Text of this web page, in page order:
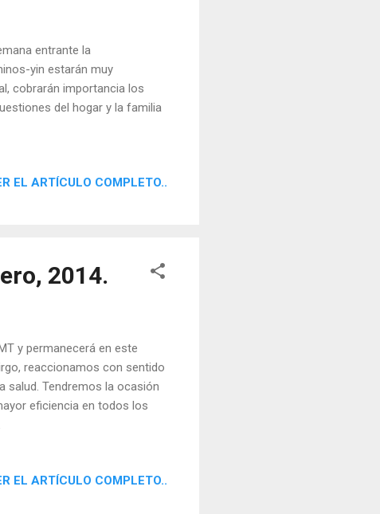
entrante la
yin estarán muy
cobrarán importancia los
del hogar y la familia
EL ARTÍCULO COMPLETO..
2014.
y permanecerá en este
reaccionamos con sentido
salud. Tendremos la ocasión
eficiencia en todos los
EL ARTÍCULO COMPLETO..